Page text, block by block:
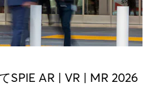
SPIE AR | VR | MR 2026